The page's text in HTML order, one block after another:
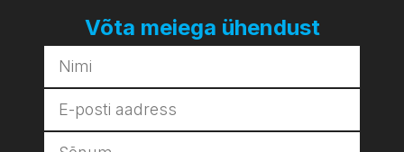
Võta meiega ühendust